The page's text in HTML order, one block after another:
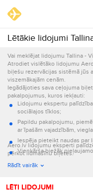
Lētākie lidojumi
Vai meklējat lidojumu Tallina -
Atrodiet vislētāko lidojumu
biļešu rezervācijas sistēmā jūs
viszemākajām cenām.
Iegādājoties sava ceļojuma
pakalpojumus, kuros iekļauti:
Lidojumu ekspertu
sociālajos tīklos;
Papildu pakalpojumu,
ar īpašām vajadzībām,
Iespēja pieteikt naudas par
Vienkārša biežāk
Informācijas par lidojumu
Aero.lv lidojumu eksperti
pērkot lidmašīnu biļetes.
Rādīt vairāk
LĒTI LIDOJUMI